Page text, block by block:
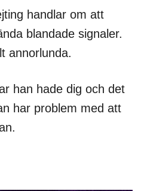
handlar om att
blandade signaler.
annorlunda.
han hade dig och det
har problem med att